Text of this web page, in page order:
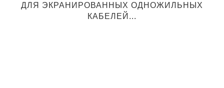
ДЛЯ ЭКРАНИРОВАННЫХ ОДНОЖИЛЬНЫХ
КАБЕЛЕЙ...